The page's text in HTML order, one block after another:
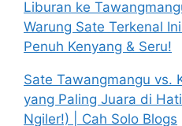
Liburan ke
Warung Sate Terkenal
Penuh Kenyang & Seru!
Sate Tawangmangu vs.
yang Paling Juara di
Ngiler!) | Cah Solo Blogs